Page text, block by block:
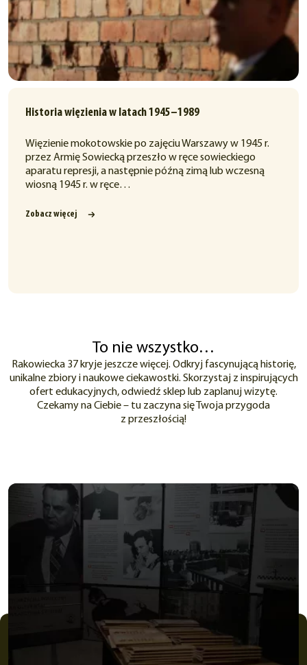
Historia więzienia w latach 1945–1989
Więzienie mokotowskie po zajęciu Warszawy w 1945 r.
przez Armię Sowiecką przeszło w ręce sowieckiego
aparatu represji, a następnie późną zimą lub wczesną
wiosną 1945 r. w ręce…
Zobacz więcej
To nie wszystko…
Rakowiecka 37 kryje jeszcze więcej. Odkryj fascynującą historię,
unikalne zbiory i naukowe ciekawostki. Skorzystaj z inspirujących
ofert edukacyjnych, odwiedź sklep lub zaplanuj wizytę.
Czekamy na Ciebie – tu zaczyna się Twoja przygoda
z przeszłością!